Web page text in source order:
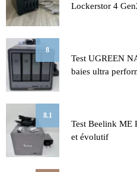
Lockerstor 4
8
Test UGREEN
baies ultra
8.1
Test Beelink ME
et évolutif